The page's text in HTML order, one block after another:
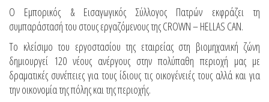
Ο Εμπορικός & Εισαγωγικός Σύλλογος Πατρών εκφράζει τη
συμπαράστασή του στους εργαζόμενους της CROWN – HELLAS CAN.
Το κλείσιμο του εργοστασίου της εταιρείας στη βιομηχανική ζώνη
δημιουργεί 120 νέους ανέργους στην πολύπαθη περιοχή μας με
δραματικές συνέπειες για τους ίδιους τις οικογένειές τους αλλά και για
την οικονομία της πόλης και της περιοχής.